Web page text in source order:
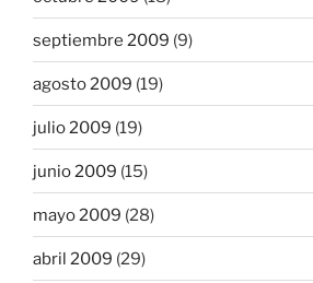
septiembre 2009 (9)
agosto 2009 (19)
julio 2009 (19)
junio 2009 (15)
mayo 2009 (28)
abril 2009 (29)